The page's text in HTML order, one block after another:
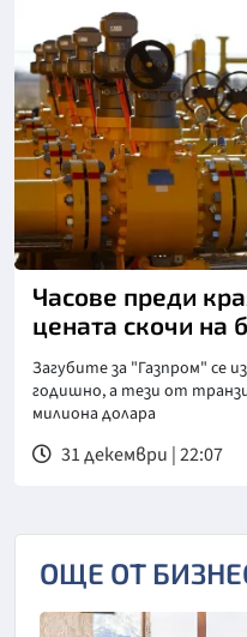
Часове преди
цената скочи на
Загубите за "Газпром" се
годишно, а тези от
милиона долара
31 декември | 22:07
ОЩЕ ОТ